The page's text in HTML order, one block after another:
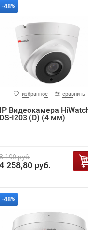
-48%
избранное сравнить
IP Видеокамера
DS-I203 (D) (4 мм)
190 руб.
4 258,80 руб.
-48%